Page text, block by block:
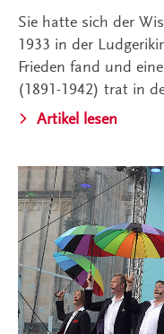
Sie hatte sich der
1933 in der
Frieden fand und
(1891-1942) trat in
Artikel lesen